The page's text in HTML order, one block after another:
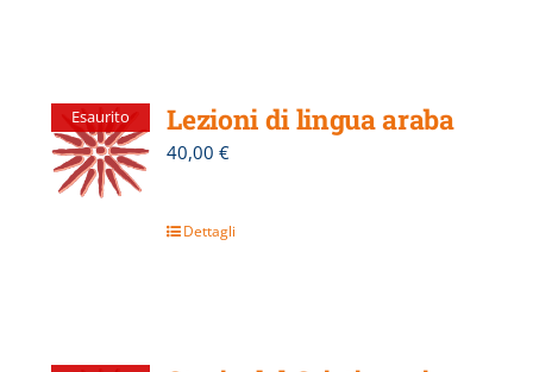
Esaurito Lezioni di lingua araba
40,00€
Dettagli